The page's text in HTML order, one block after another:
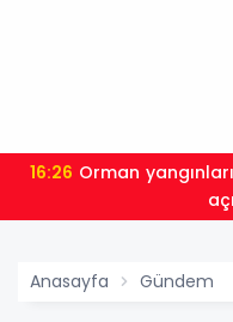
16:26
Anasayfa Gündem